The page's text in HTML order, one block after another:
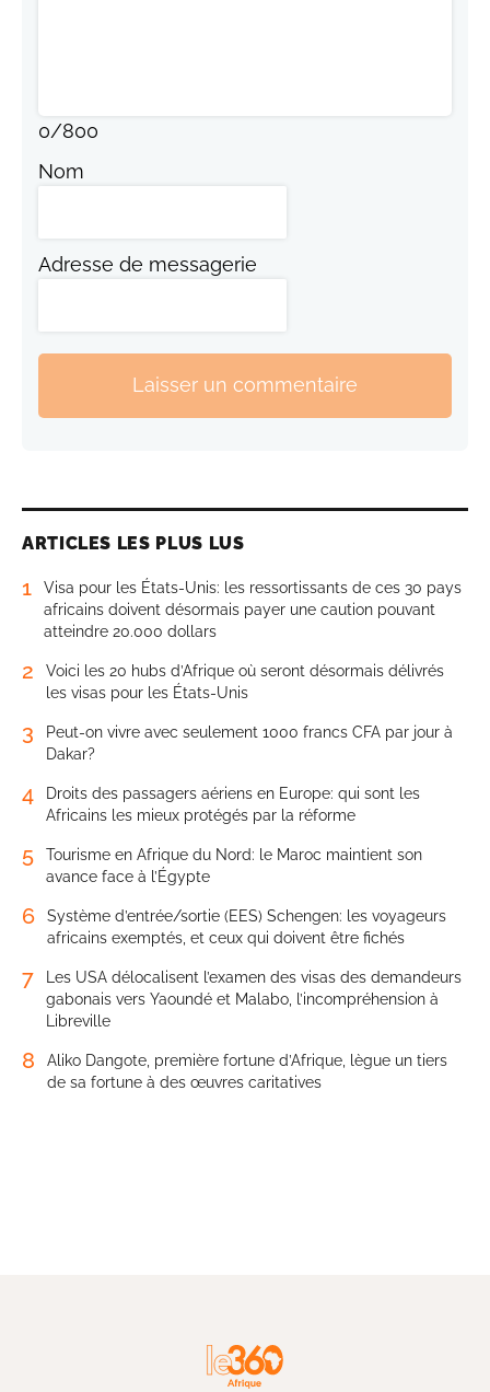
0/800
Nom
Adresse de messagerie
Laisser un commentaire
ARTICLES LES PLUS LUS
1
Visa pour les États-Unis: les ressortissants de ces 30 pays
africains doivent désormais payer une caution pouvant
atteindre 20.000 dollars
2
Voici les 20 hubs d’Afrique où seront désormais délivrés
les visas pour les États-Unis
3
Peut-on vivre avec seulement 1000 francs CFA par jour à
Dakar?
4
Droits des passagers aériens en Europe: qui sont les
Africains les mieux protégés par la réforme
5
Tourisme en Afrique du Nord: le Maroc maintient son
avance face à l’Égypte
6
Système d’entrée/sortie (EES) Schengen: les voyageurs
africains exemptés, et ceux qui doivent être fichés
7
Les USA délocalisent l’examen des visas des demandeurs
gabonais vers Yaoundé et Malabo, l’incompréhension à
Libreville
8
Aliko Dangote, première fortune d’Afrique, lègue un tiers
de sa fortune à des œuvres caritatives